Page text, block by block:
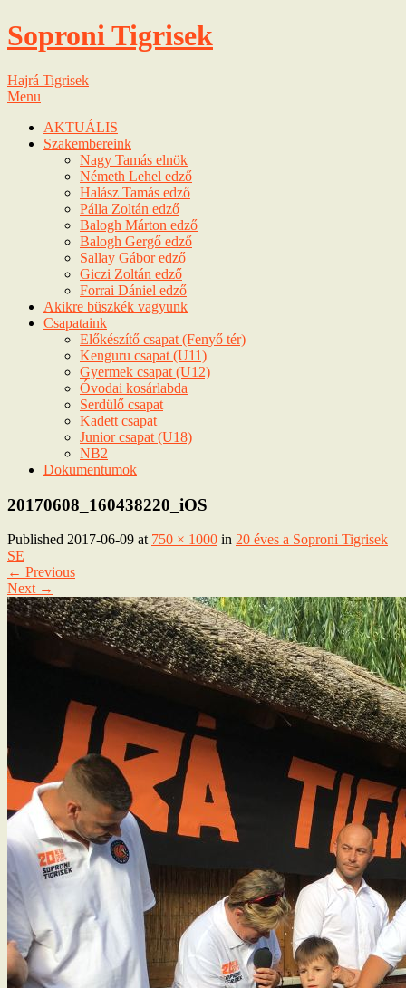
Soproni Tigrisek
Hajrá Tigrisek
Menu
AKTUÁLIS
Szakembereink
Nagy Tamás elnök
Németh Lehel edző
Halász Tamás edző
Pálla Zoltán edző
Balogh Márton edző
Balogh Gergő edző
Sallay Gábor edző
Giczi Zoltán edző
Forrai Dániel edző
Akikre büszkék vagyunk
Csapataink
Előkészítő csapat (Fenyő tér)
Kenguru csapat (U11)
Gyermek csapat (U12)
Óvodai kosárlabda
Serdülő csapat
Kadett csapat
Junior csapat (U18)
NB2
Dokumentumok
20170608_160438220_iOS
Published 2017-06-09 at 750 × 1000 in 20 éves a Soproni Tigrisek
SE
← Previous
Next →